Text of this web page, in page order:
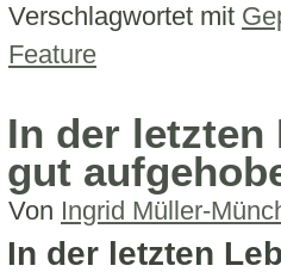
Verschlagwortet mit
Feature
In der letzten
gut
Von Ingrid Müller-
In der letzten